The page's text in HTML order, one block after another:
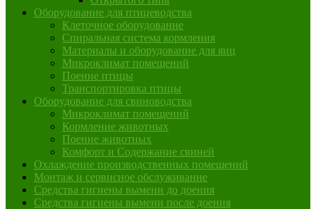
Оборудование для птицеводства
Клеточное оборудование
Спиральная система кормления
Материалы и оборудование для яиц
Микроклимат помещений
Поение птицы
Транспортировка птицы
Оборудование для свиноводства
Микроклимат помещений
Кормление животных
Поение животных
Комфорт и Содержание свиней
Охлаждение производственных помещений
Монтаж и сервисное обслуживание
Средства гигиены вымени до доения
Средства гигиены вымени после доения